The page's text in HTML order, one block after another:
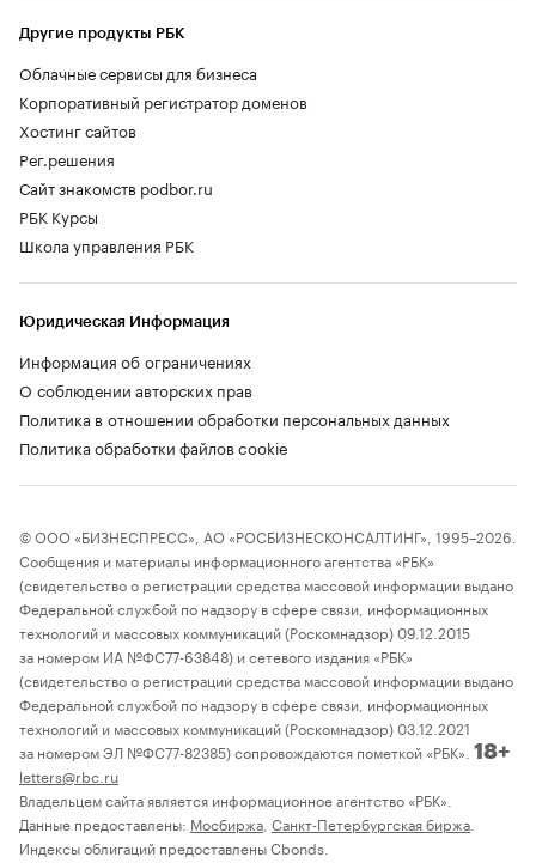
Другие продукты РБК
Облачные сервисы для бизнеса
Корпоративный регистратор доменов
Хостинг сайтов
Рег.решения
Сайт знакомств podbor.ru
РБК Курсы
Школа управления РБК
Юридическая Информация
Информация об ограничениях
О соблюдении авторских прав
Политика в отношении обработки персональных данных
Политика обработки файлов cookie
© ООО «БИЗНЕСПРЕСС», АО «РОСБИЗНЕСКОНСАЛТИНГ», 1995–2026.
Сообщения и материалы информационного агентства «РБК»
(свидетельство о регистрации средства массовой информации выдано
Федеральной службой по надзору в сфере связи, информационных
технологий и массовых коммуникаций (Роскомнадзор) 09.12.2015
за номером ИА №ФС77-63848) и сетевого издания «РБК»
(свидетельство о регистрации средства массовой информации выдано
Федеральной службой по надзору в сфере связи, информационных
технологий и массовых коммуникаций (Роскомнадзор) 03.12.2021
за номером ЭЛ №ФС77-82385) сопровождаются пометкой «РБК». 18+
letters@rbc.ru
Владельцем сайта является информационное агентство «РБК».
Данные предоставлены: Мосбиржа Санкт-Петербургская биржа
Индексы облигаций предоставлены Cbonds.